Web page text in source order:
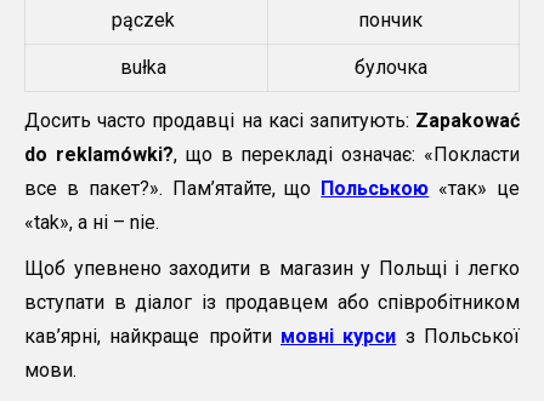
рączek пончик
вułka булочка
Досить часто продавці на касі запитують: Zapakować
do reklamówki?, що в перекладі означає: «Покласти
все в пакет?». Пам’ятайте, що Польською «так» це
«tak», а ні – nie.
Щоб упевнено заходити в магазин у Польщі і легко
вступати в діалог із продавцем або співробітником
кав’ярні, найкраще пройти мовні курси з Польської
мови.